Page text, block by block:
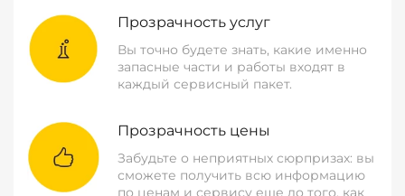
Прозрачность услуг
Вы точно будете знать, какие именно
запасные части и работы входят в
каждый сервисный пакет.
Прозрачность цены
Забудьте о неприятных сюрпризах: вы
сможете получить всю информацию
по ценам и сервису еще до того, как